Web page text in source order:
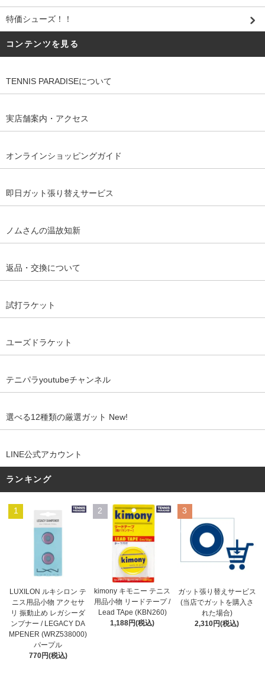
特価シューズ！！
コンテンツを見る
TENNIS PARADISEについて
実店舗案内・アクセス
オンラインショッピングガイド
即日ガット張り替えサービス
ノムさんの温故知新
返品・交換について
試打ラケット
ユーズドラケット
テニパラyoutubeチャンネル
選べる12種類の厳選ガット New!
LINE公式アカウント
ランキング
1
LUXILON ルキシロン テ
ニス用品小物 アクセサ
リ 振動止め レガシーダ
ンプナー / LEGACY DA
MPENER (WRZ538000)
パープル
770円(税込)
2
kimony キモニー テニス
用品小物 リードテープ /
Lead TApe (KBN260)
1,188円(税込)
3
ガット張り替えサービス
(当店でガットを購入さ
れた場合)
2,310円(税込)